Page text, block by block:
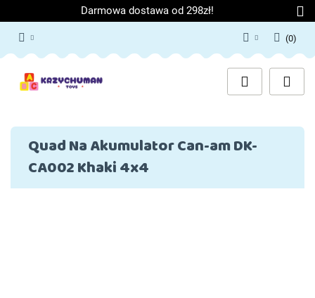
Darmowa dostawa od 298zł!
Zaloguj się
Załóż konto
Zgody cookies
(0)
Quad Na Akumulator Can-am DK-
CA002 Khaki 4x4